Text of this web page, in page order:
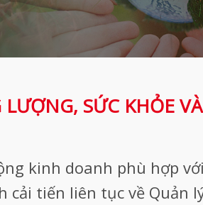
SỨC KHỎE
kinh doanh phù hợp
tiến liên tục về Quản